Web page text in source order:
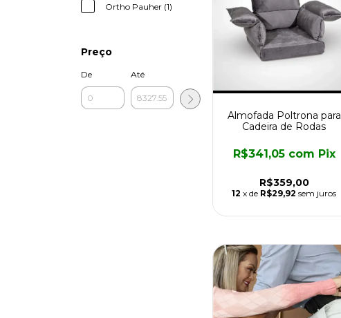
Ortho Pauher (1)
Preço
De Até
Almofada Poltrona para
Cadeira de Rodas
R$359,00
R$341,05 com Pix
12 x de R$29,92 sem juros